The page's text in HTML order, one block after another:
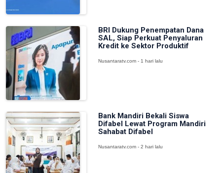
BRI Dukung Penempatan Dana
SAL, Siap Perkuat Penyaluran
Kredit ke Sektor Produktif
Nusantaratv.com - 1 hari lalu
Bank Mandiri Bekali Siswa
Difabel Lewat Program Mandiri
Sahabat Difabel
Nusantaratv.com - 2 hari lalu